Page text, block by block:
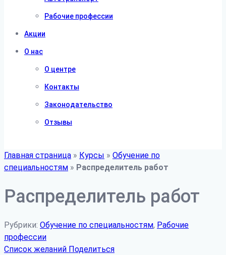
Рабочие профессии
Акции
О нас
О центре
Контакты
Законодательство
Отзывы
Главная страница » Курсы » Обучение по
специальностям » Распределитель работ
Распределитель работ
Рубрики: Обучение по специальностям, Рабочие
профессии
Список желаний Поделиться